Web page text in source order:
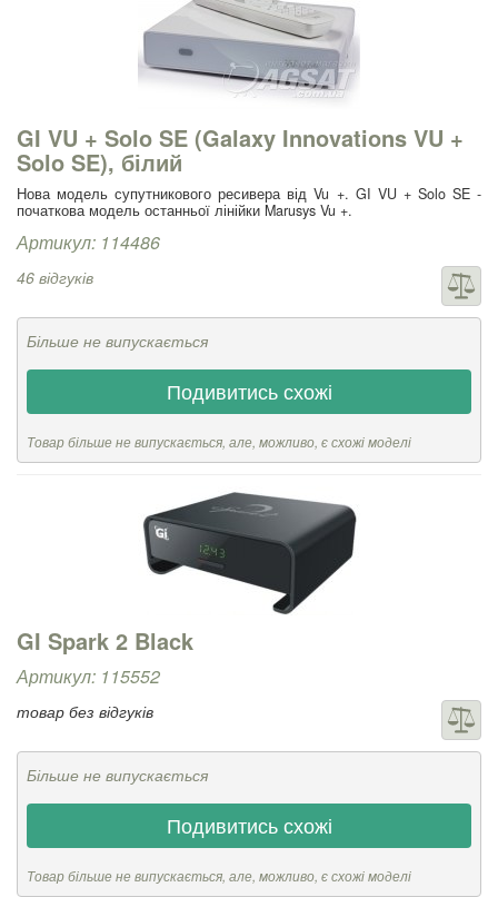
GI VU + Solo SE (Galaxy Innovations VU +
Solo SE), білий
Нова модель супутникового ресивера від Vu +. GI VU + Solo SE -
початкова модель останньої лінійки Marusys Vu +.
Артикул: 114486
46 відгуків
Більше не випускається
Подивитись схожі
Товар більше не випускається, але, можливо, є схожі моделі
GI Spark 2 Black
Артикул: 115552
товар без відгуків
Більше не випускається
Подивитись схожі
Товар більше не випускається, але, можливо, є схожі моделі